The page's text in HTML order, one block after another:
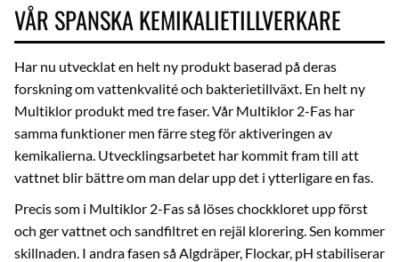
VÅR SPANSKA KEMIKALIETILLVERKARE
Har nu utvecklat en helt ny produkt baserad på deras
forskning om vattenkvalité och bakterietillväxt. En helt ny
Multiklor produkt med tre faser. Vår Multiklor 2-Fas har
samma funktioner men färre steg för aktiveringen av
kemikalierna. Utvecklingsarbetet har kommit fram till att
vattnet blir bättre om man delar upp det i ytterligare en fas.
Precis som i Multiklor 2-Fas så löses chockkloret upp först
och ger vattnet och sandfiltret en rejäl klorering. Sen kommer
skillnaden. I andra fasen så Algdräper, Flockar, pH stabiliserar